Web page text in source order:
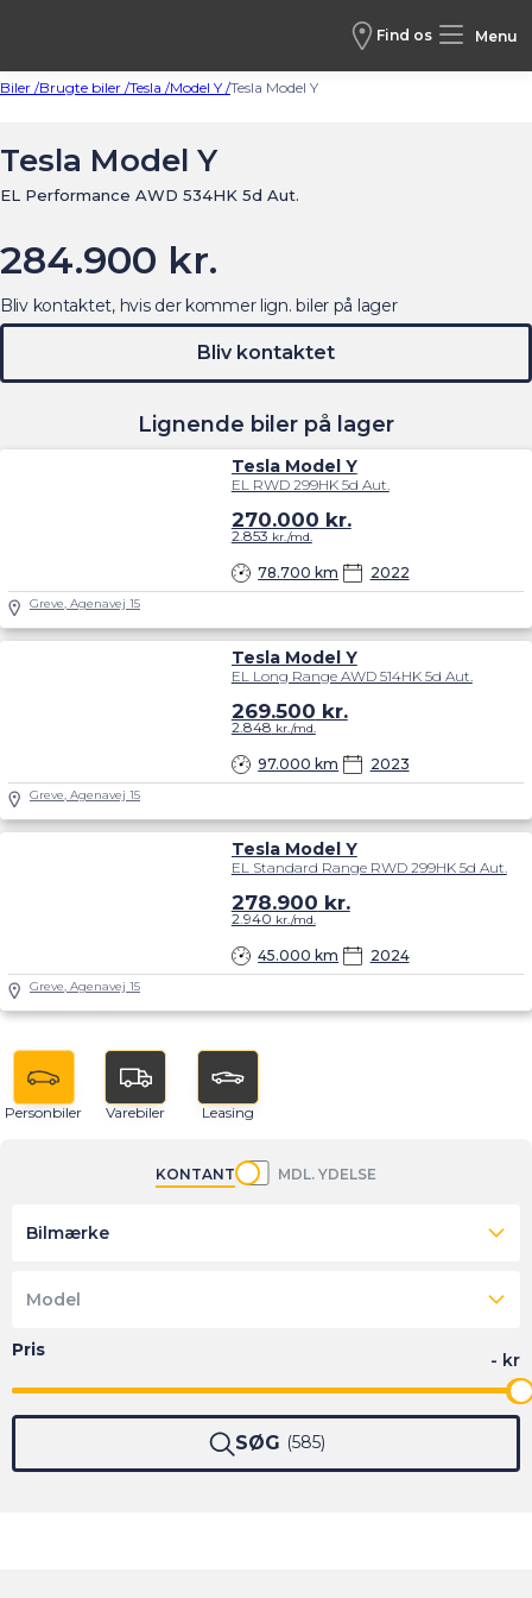
Find os Menu
Biler /Brugte biler /Tesla /Model Y /Tesla Model Y
Tesla Model Y
EL Performance AWD 534HK 5d Aut.
284.900 kr.
Lignende biler på lager
Tesla Model Y
EL RWD 299HK 5d Aut.
78.700 km 2022
270.000 kr.
2.853 kr./md.
Greve, Agenavej 15
Tesla Model Y
EL Long Range AWD 514HK 5d Aut.
97.000 km 2023
269.500 kr.
2.848 kr./md.
Greve, Agenavej 15
Tesla Model Y
EL Standard Range RWD 299HK 5d Aut.
45.000 km 2024
278.900 kr.
2.940 kr./md.
Greve, Agenavej 15
Bliv kontaktet, hvis der kommer lign. biler på lager
Bliv kontaktet
Personbiler Varebiler Leasing
KONTANT MDL. YDELSE
Bilmærke
Model
SØG 585